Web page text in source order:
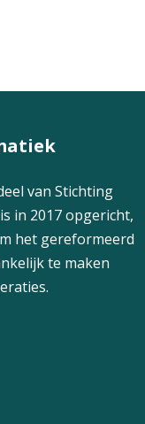
van Stichting
in 2017 opgericht,
het gereformeerd
te maken